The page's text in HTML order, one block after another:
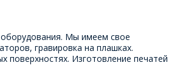
оборудования. Мы имеем свое
гравировка на плашках.
поверхностях. Изготовление печатей